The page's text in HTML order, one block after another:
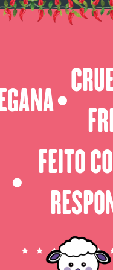
⬤
⬤
FEITO